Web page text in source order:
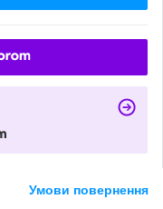
Умови повернення